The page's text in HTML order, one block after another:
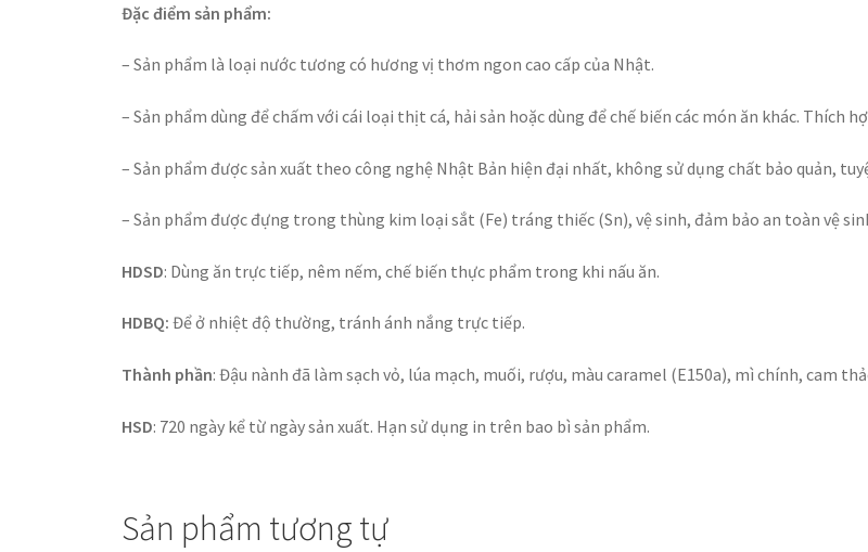
Đặc điểm sản phẩm:
– Sản phẩm là loại nước tương có hương vị thơm ngon cao cấp của Nhật.
– Sản phẩm dùng để chấm với cái loại thịt cá, hải sản hoặc dùng để chế biến các món ăn khác. Thích
– Sản phẩm được sản xuất theo công nghệ Nhật Bản hiện đại nhất, không sử dụng chất bảo quản,
– Sản phẩm được đựng trong thùng kim loại sắt (Fe) tráng thiếc (Sn), vệ sinh, đảm bảo an toàn vệ
HDSD: Dùng ăn trực tiếp, nêm nếm, chế biến thực phẩm trong khi nấu ăn.
HDBQ: Để ở nhiệt độ thường, tránh ánh nắng trực tiếp.
Thành phần: Đậu nành đã làm sạch vỏ, lúa mạch, muối, rượu, màu caramel (E150a), mì chính, cam
HSD: 720 ngày kể từ ngày sản xuất. Hạn sử dụng in trên bao bì sản phẩm.
Sản phẩm tương tự